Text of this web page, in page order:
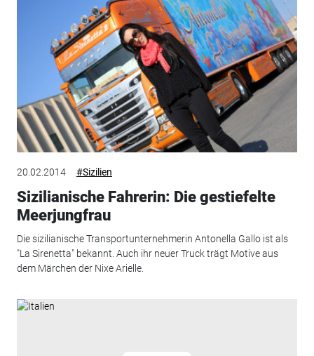
20.02.2014 #Sizilien
Sizilianische Fahrerin: Die gestiefelte
Meerjungfrau
Die sizilianische Transportunternehmerin Antonella Gallo ist als
"La Sirenetta" bekannt. Auch ihr neuer Truck trägt Motive aus
dem Märchen der Nixe Arielle.